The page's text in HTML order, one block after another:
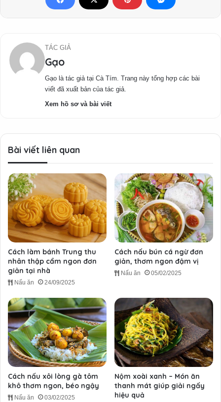
TÁC GIẢ
Gạo
Gạo là tác giả tại Cà Tím. Trang này tổng hợp các bài
viết đã xuất bản của tác giả.
Xem hồ sơ và bài viết
Bài viết liên quan
Cách làm bánh Trung thu
nhân thập cẩm ngon đơn
giản tại nhà
Nấu ăn 24/09/2025
Cách nấu bún cá ngừ đơn
giản, thơm ngon đậm vị
Nấu ăn 05/02/2025
Cách nấu xôi lòng gà tôm
khô thơm ngon, béo ngậy
Nấu ăn 03/02/2025
Nộm xoài xanh – Món ăn
thanh mát giúp giải ngấy
hiệu quả